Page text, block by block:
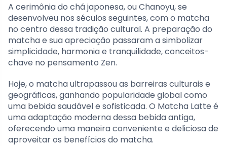
A cerimônia do chá japonesa, ou Chanoyu, se
desenvolveu nos séculos seguintes, com o matcha
no centro dessa tradição cultural. A preparação do
matcha e sua apreciação passaram a simbolizar
simplicidade, harmonia e tranquilidade, conceitos-
chave no pensamento Zen.
Hoje, o matcha ultrapassou as barreiras culturais e
geográficas, ganhando popularidade global como
uma bebida saudável e sofisticada. O Matcha Latte é
uma adaptação moderna dessa bebida antiga,
oferecendo uma maneira conveniente e deliciosa de
aproveitar os benefícios do matcha.